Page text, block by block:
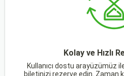
Kolay ve Hızlı
Kullanıcı dostu arayüzümüz
biletinizi rezerve edin. Zaman